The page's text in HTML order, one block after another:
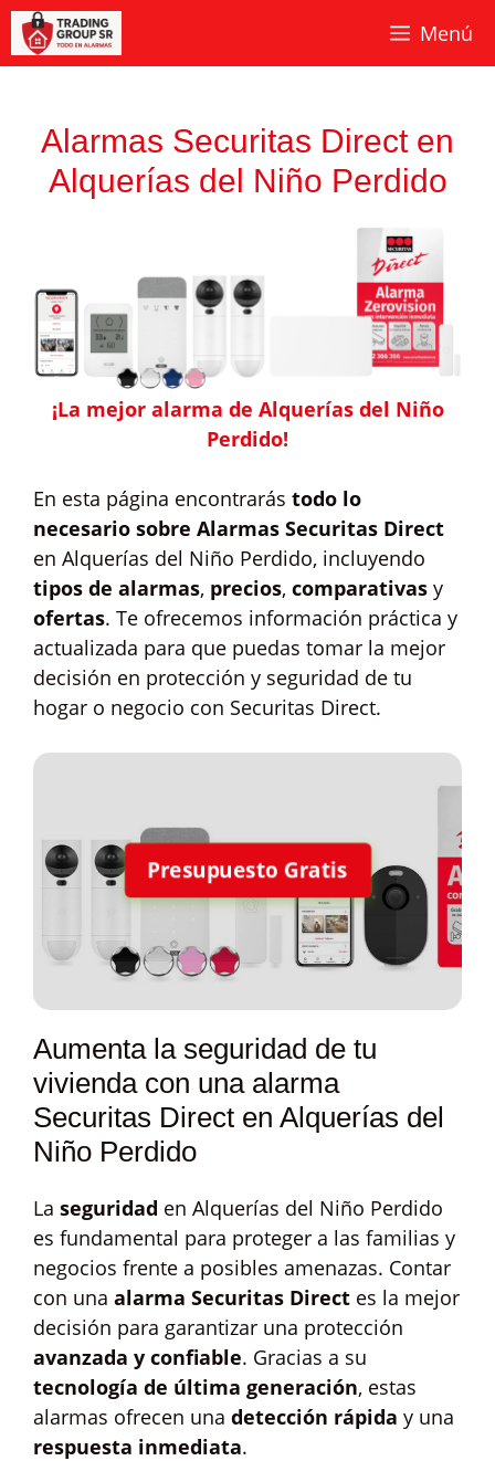
Saltar
contenido
Menú
Alarmas Securitas Direct en
Alquerías del Niño Perdido
¡La mejor alarma de Alquerías del Niño
Perdido!
En esta página encontrarás todo lo
necesario sobre Alarmas Securitas Direct
en Alquerías del Niño Perdido, incluyendo
tipos de alarmas, precios, comparativas y
ofertas. Te ofrecemos información práctica y
actualizada para que puedas tomar la mejor
decisión en protección y seguridad de tu
hogar o negocio con Securitas Direct.
Presupuesto Gratis
Aumenta la seguridad de tu
vivienda con una alarma
Securitas Direct en Alquerías del
Niño Perdido
La seguridad en Alquerías del Niño Perdido
es fundamental para proteger a las familias y
negocios frente a posibles amenazas. Contar
con una alarma Securitas Direct es la mejor
decisión para garantizar una protección
avanzada y confiable. Gracias a su
tecnología de última generación, estas
alarmas ofrecen una detección rápida y una
respuesta inmediata.